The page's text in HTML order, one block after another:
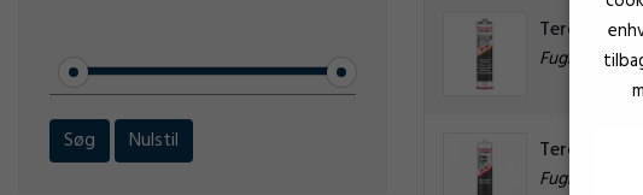
Søg Nulstil
Teroson 222
Fugning og
Teroson 647
Fugning og